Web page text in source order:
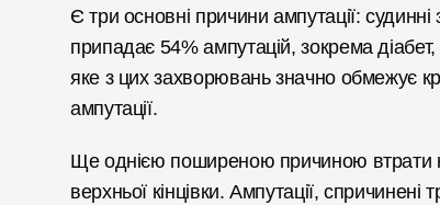
Є три основні причини ампутації:
припадає 54% ампутацій, зокрема
яке з цих захворювань значно обмежує
ампутації.
Ще однією поширеною причиною втрати
верхньої кінцівки. Ампутації,